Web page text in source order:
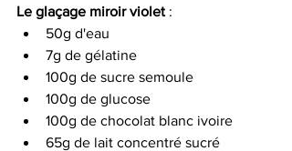
Le glaçage miroir violet :
50g d'eau
7g de gélatine
100g de sucre semoule
100g de glucose
100g de chocolat blanc ivoire
65g de lait concentré sucré